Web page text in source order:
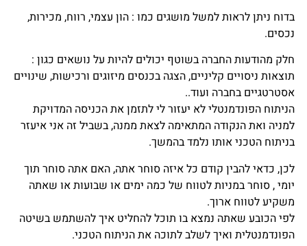
בדוח ניתן לראות למשל מושגים כמו : הון עצמי, רווח, מכירות,
נכסים.
חלק מהודעות החברה בשוטף יכולים להיות על נושאים כגון :
תוצאות ניסויים קליניים, הצגה בכנסים מיזוגים ורכישות, שינויים
אסטרטגיים בחברה ועוד..
הניתוח הפונדמנטלי לא יעזור לי לתזמן את הכניסה המדויקת
למניה ואת הנקודה המתאימה לצאת ממנה, בשביל זה אני איעזר
בניתוח הטכני אותו נלמד בהמשך.
לכן, כדאי להבין קודם כל איזה סוחר אתה, האם אתה סוחר תוך
יומי , סוחר במניות לטווח של כמה ימים או שבועות או שאתה
משקיע לטווח ארוך.
לפי הכובע שאתה נמצא בו תוכל להחליט איך להשתמש בשיטה
הפונדמנטלית ואיך לשלב לתוכה את הניתוח הטכני.